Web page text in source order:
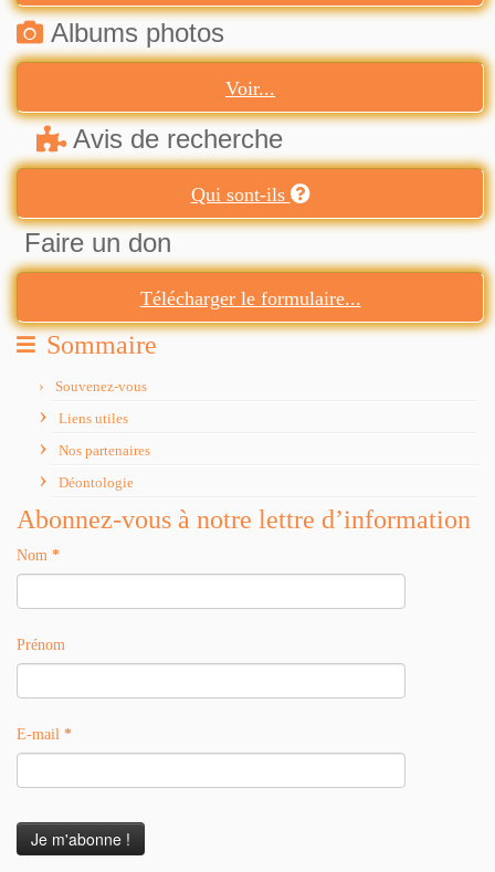
Albums photos
Voir...
Avis de recherche
Qui sont-ils
Faire un don
Télécharger le formulaire...
Sommaire
Souvenez-vous
Liens utiles
Nos partenaires
Déontologie
Abonnez-vous à notre lettre d’information
Nom *
Prénom
E-mail *